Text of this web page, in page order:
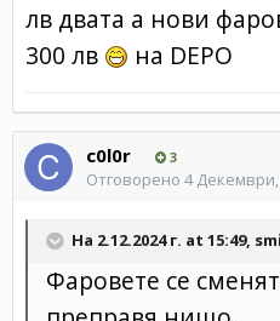
лв двата а нови
300 лв
на DEPO
c0l0r 3
Отговорено 4 Декември,
На 2.12.2024 г. at 15:49,
Фаровете се